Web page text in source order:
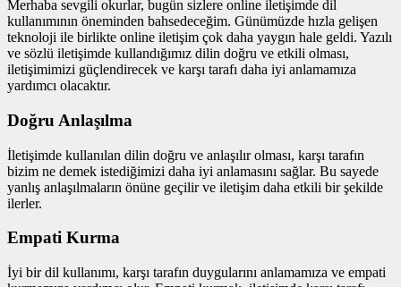
Merhaba sevgili okurlar, bugün sizlere online iletişimde dil
kullanımının öneminden bahsedeceğim. Günümüzde hızla gelişen
teknoloji ile birlikte online iletişim çok daha yaygın hale geldi. Yazılı
ve sözlü iletişimde kullandığımız dilin doğru ve etkili olması,
iletişimimizi güçlendirecek ve karşı tarafı daha iyi anlamamıza
yardımcı olacaktır.
Doğru Anlaşılma
İletişimde kullanılan dilin doğru ve anlaşılır olması, karşı tarafın
bizim ne demek istediğimizi daha iyi anlamasını sağlar. Bu sayede
yanlış anlaşılmaların önüne geçilir ve iletişim daha etkili bir şekilde
ilerler.
Empati Kurma
İyi bir dil kullanımı, karşı tarafın duygularını anlamamıza ve empati